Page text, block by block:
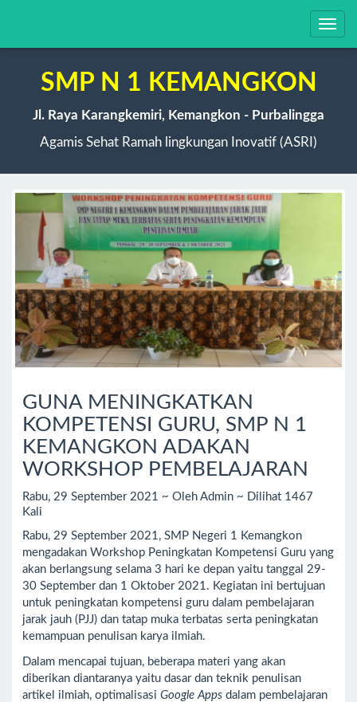
SMP N 1 KEMANGKON
Jl. Raya Karangkemiri, Kemangkon - Purbalingga
Agamis Sehat Ramah lingkungan Inovatif (ASRI)
GUNA MENINGKATKAN
KOMPETENSI GURU, SMP N 1
KEMANGKON ADAKAN
WORKSHOP PEMBELAJARAN
Rabu, 29 September 2021 ~ Oleh Admin ~ Dilihat 1467
Kali
Rabu, 29 September 2021, SMP Negeri 1 Kemangkon
mengadakan Workshop Peningkatan Kompetensi Guru yang
akan berlangsung selama 3 hari ke depan yaitu tanggal 29-
30 September dan 1 Oktober 2021. Kegiatan ini bertujuan
untuk peningkatan kompetensi guru dalam pembelajaran
jarak jauh (PJJ) dan tatap muka terbatas serta peningkatan
kemampuan penulisan karya ilmiah.
Dalam mencapai tujuan, beberapa materi yang akan
diberikan diantaranya yaitu dasar dan teknik penulisan
artikel ilmiah, optimalisasi Google Apps dalam pembelajaran